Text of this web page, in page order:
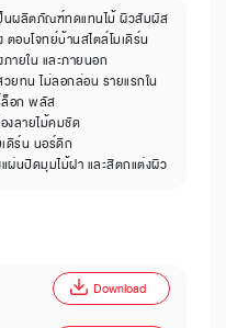
นผลิตภัณฑ์ทดแทนไม้ ผิวสัมผัส
ตอบโจทย์บ้านสไตล์โมเดิร์น
ายใน และภายนอก
วยทน ไม่ลอกล่อน รายแรกใน
ล็อก พลัส
งลายไม้คมชัด
ดิร์น นอร์ดิก
ผ่นปิดมุมไม้ฝา และสีตกแต่งผิว
Download